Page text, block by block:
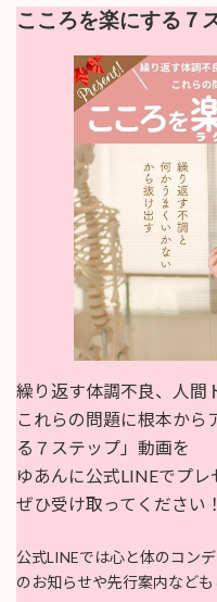
こころを楽にする７
繰り返す体調不良、人間
これらの問題に根本から
る７ステップ」動画を
ゆあんに公式LINEでプ
ぜひ受け取ってください！
公式LINEでは心と体のコン
のお知らせや先行案内など